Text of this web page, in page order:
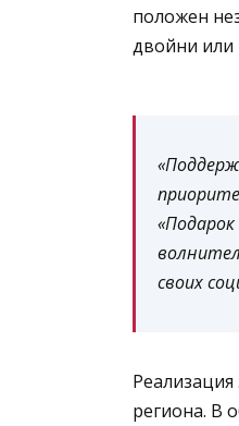
положен
двойни или
своих
региона. В